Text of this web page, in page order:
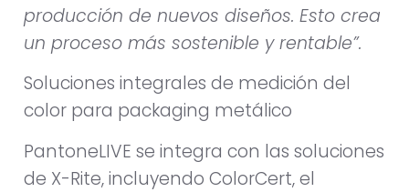
producción de nuevos diseños. Esto crea
un proceso más sostenible y rentable”.
Soluciones integrales de medición del
color para packaging metálico
PantoneLIVE se integra con las soluciones
de X-Rite, incluyendo ColorCert, el